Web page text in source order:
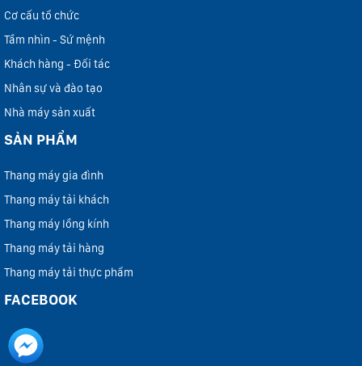
Cơ cấu tổ chức
Tầm nhìn - Sứ mệnh
Khách hàng - Đối tác
Nhân sự và đào tạo
Nhà máy sản xuất
SẢN PHẨM
Thang máy gia đình
Thang máy tải khách
Thang máy lồng kính
Thang máy tải hàng
Thang máy tải thực phẩm
FACEBOOK